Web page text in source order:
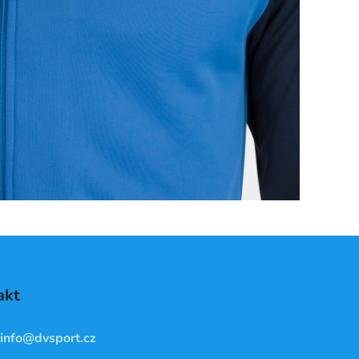
info@dvsport.cz